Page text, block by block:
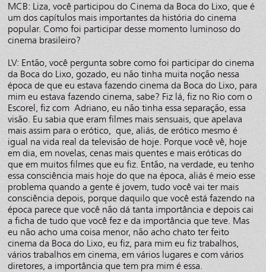
MCB: Liza, você participou do Cinema da Boca do Lixo, que é
um dos capítulos mais importantes da história do cinema
popular. Como foi participar desse momento luminoso do
cinema brasileiro?
LV: Então, você pergunta sobre como foi participar do cinema
da Boca do Lixo, gozado, eu não tinha muita noção nessa
época de que eu estava fazendo cinema da Boca do Lixo, para
mim eu estava fazendo cinema, sabe? Fiz lá, fiz no Rio com o
Escorel, fiz com Adriano, eu não tinha essa separação, essa
visão. Eu sabia que eram filmes mais sensuais, que apelava
mais assim para o erótico, que, aliás, de erótico mesmo é
igual na vida real da televisão de hoje. Porque você vê, hoje
em dia, em novelas, cenas mais quentes e mais eróticas do
que em muitos filmes que eu fiz. Então, na verdade, eu tenho
essa consciência mais hoje do que na época, aliás é meio esse
problema quando a gente é jovem, tudo você vai ter mais
consciência depois, porque daquilo que você está fazendo na
época parece que você não dá tanta importância e depois cai
a ficha de tudo que você fez e da importância que teve. Mas
eu não acho uma coisa menor, não acho chato ter feito
cinema da Boca do Lixo, eu fiz, para mim eu fiz trabalhos,
vários trabalhos em cinema, em vários lugares e com vários
diretores, a importância que tem pra mim é essa.